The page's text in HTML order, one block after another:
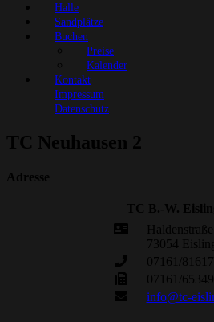
Halle
Sandplätze
Buchen
Preise
Kalender
Kontakt
Impressum
Datenschutz
TC Neuhausen 2
Adresse
TC B.-W.
73054
07161/
07161/
info@tc-